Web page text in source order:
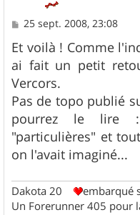
M
s
s
a
g
e
25 sept. 2008, 23:08
Et voilà ! Comme
ai fait un petit
Vercors.
Pas de topo publié
pourrez le lire :
"particulières" et
on l'avait imaginé...
Dakota 20
embarqué
Un Forerunner 405 pour